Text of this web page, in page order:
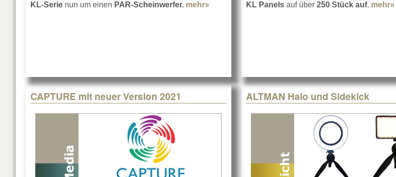
KL-Serie nun um einen PAR-Scheinwerfer. mehr» about ELATION KL PAR FC
KL Panels auf über 250 Stück auf. mehr»
CAPTURE mit neuer Version 2021 ALTMAN Halo und Sidekick